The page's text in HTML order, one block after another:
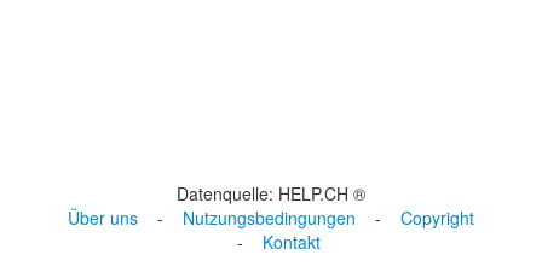
Datenquelle: HELP.CH ®
Über uns - Nutzungsbedingungen - Copyright
- Kontakt